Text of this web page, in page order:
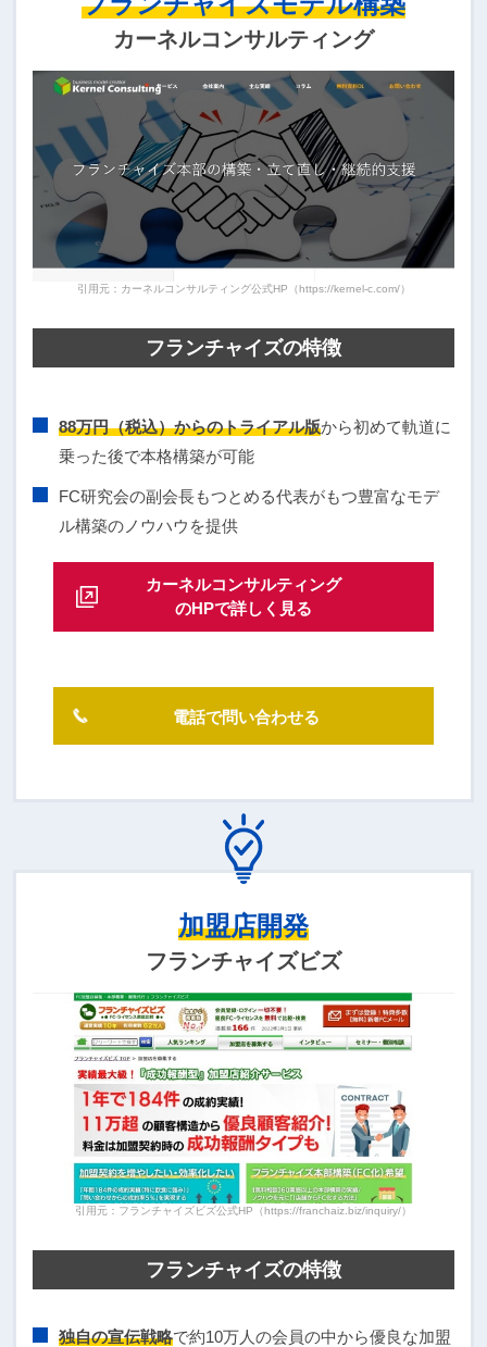
カーネルコンサルティング
引用元：カーネルコンサルティング公式HP（https://kernel-c.com/）
フランチャイズの特徴
88万円（税込）からのトライアル版から初めて軌道に
乗った後で本格構築が可能
FC研究会の副会長もつとめる代表がもつ豊富なモデ
ル構築のノウハウを提供
カーネルコンサルティング
のHPで詳しく見る
電話で問い合わせる
加盟店開発
フランチャイズビズ
引用元：フランチャイズビズ公式HP（https://franchaiz.biz/inquiry/）
フランチャイズの特徴
独自の宣伝戦略で約10万人の会員の中から優良な加盟